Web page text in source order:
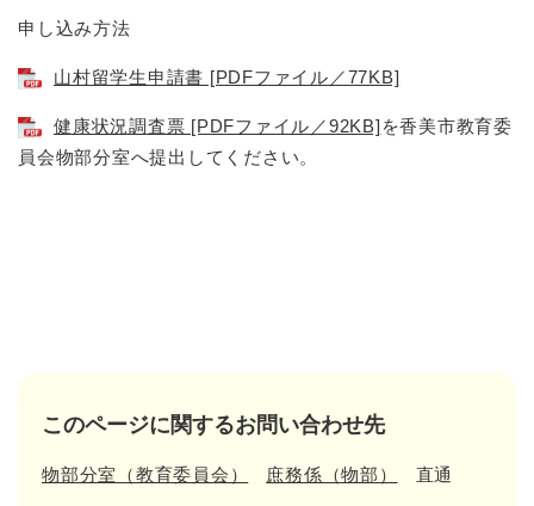
申し込み方法
山村留学生申請書 [PDFファイル／77KB]
健康状況調査票 [PDFファイル／92KB] を香美市教育委
員会物部分室へ提出してください。
このページに関するお問い合わせ先
物部分室（教育委員会） 庶務係（物部） 直通